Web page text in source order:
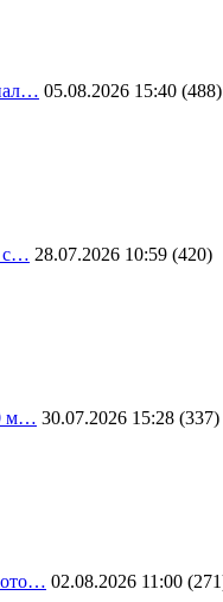
05.08.2026 15:40 (488)
с… 28.07.2026 10:59 (420)
м… 30.07.2026 15:28 (337)
02.08.2026 11:00